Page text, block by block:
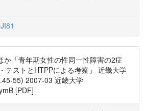
か「青年期女性の性同一性障害の2症
テストとHTPPによる考察」 近畿大学
55) 2007-03 近畿大学
[PDF]